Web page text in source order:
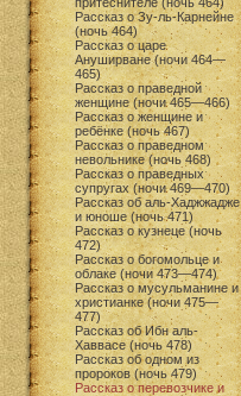
Рассказ о Зу-ль-Карнейне
(ночь 464)
Рассказ о царе
Ануширване (ночи 464—
465)
Рассказ о праведной
женщине (ночи 465—466)
Рассказ о женщине и
ребёнке (ночь 467)
Рассказ о праведном
невольнике (ночь 468)
Рассказ о праведных
супругах (ночи 469—470)
Рассказ об аль-Хаджжадже
и юноше (ночь 471)
Рассказ о кузнеце (ночь
472)
Рассказ о богомольце и
облаке (ночи 473—474)
Рассказ о мусульманине и
христианке (ночи 475—
477)
Рассказ об Ибн аль-
Хаввасе (ночь 478)
Рассказ об одном из
пророков (ночь 479)
Рассказ о перевозчике и